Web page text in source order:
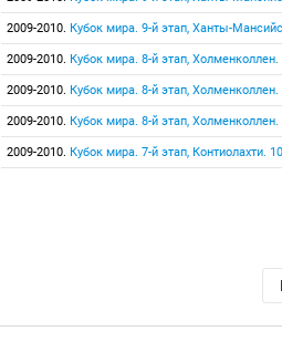
2009-2010. Кубок мира. 9-й этап, Ханты-
2009-2010. Кубок мира. 8-й этап,
2009-2010. Кубок мира. 8-й этап,
2009-2010. Кубок мира. 8-й этап,
2009-2010. Кубок мира. 7-й этап, Контиолахти.